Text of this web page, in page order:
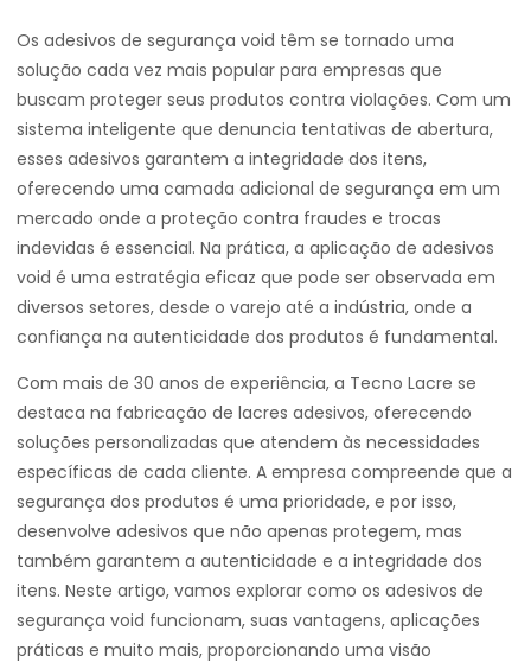
Os adesivos de segurança void têm se tornado uma
solução cada vez mais popular para empresas que
buscam proteger seus produtos contra violações. Com um
sistema inteligente que denuncia tentativas de abertura,
esses adesivos garantem a integridade dos itens,
oferecendo uma camada adicional de segurança em um
mercado onde a proteção contra fraudes e trocas
indevidas é essencial. Na prática, a aplicação de adesivos
void é uma estratégia eficaz que pode ser observada em
diversos setores, desde o varejo até a indústria, onde a
confiança na autenticidade dos produtos é fundamental.
Com mais de 30 anos de experiência, a Tecno Lacre se
destaca na fabricação de lacres adesivos, oferecendo
soluções personalizadas que atendem às necessidades
específicas de cada cliente. A empresa compreende que a
segurança dos produtos é uma prioridade, e por isso,
desenvolve adesivos que não apenas protegem, mas
também garantem a autenticidade e a integridade dos
itens. Neste artigo, vamos explorar como os adesivos de
segurança void funcionam, suas vantagens, aplicações
práticas e muito mais, proporcionando uma visão